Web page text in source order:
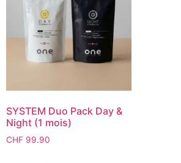
SYSTEM Duo Pack Day &
Night (1 mois)
CHF 99.90